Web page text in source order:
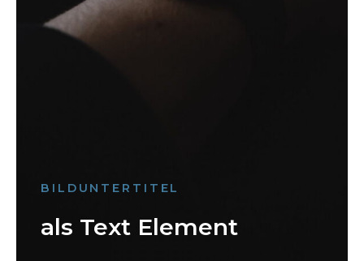
BILDUNTERTITEL
als Text Element